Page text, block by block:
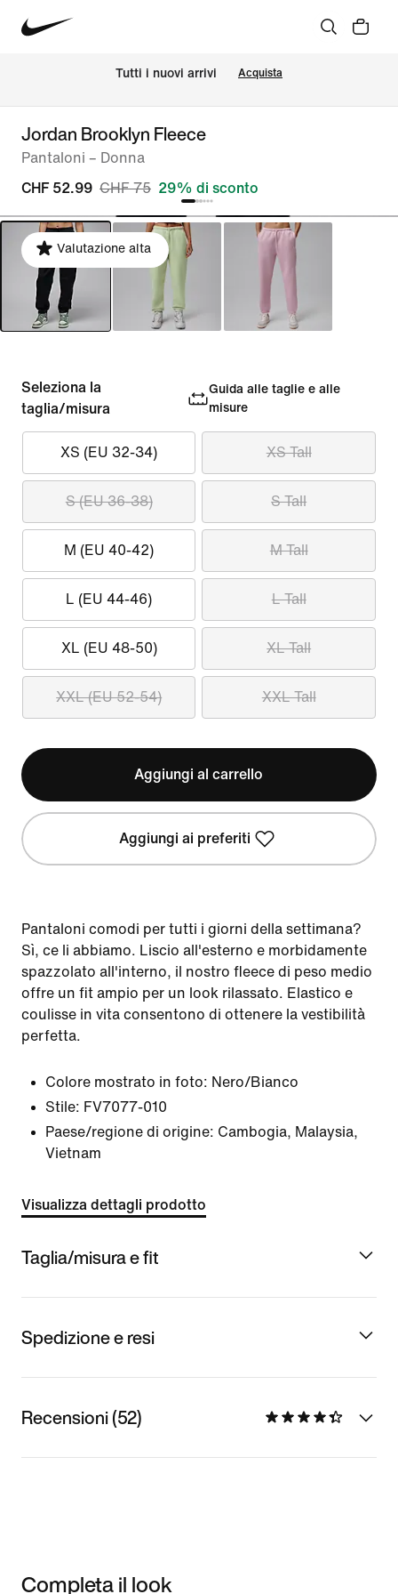
Tutti i nuovi arrivi Acquista
Jordan Brooklyn Fleece
Pantaloni – Donna
CHF 52.99 CHF 75 29% di sconto
Valutazione alta
Seleziona la
taglia/misura
Guida alle taglie e alle
misure
XS (EU 32-34) XS Tall
S (EU 36-38) S Tall
M (EU 40-42) M Tall
L (EU 44-46) L Tall
XL (EU 48-50) XL Tall
XXL (EU 52-54) XXL Tall
Aggiungi al carrello
Aggiungi ai preferiti
Pantaloni comodi per tutti i giorni della settimana?
Sì, ce li abbiamo. Liscio all'esterno e morbidamente
spazzolato all'interno, il nostro fleece di peso medio
offre un fit ampio per un look rilassato. Elastico e
coulisse in vita consentono di ottenere la vestibilità
perfetta.
Colore mostrato in foto: Nero/Bianco
Stile: FV7077-010
Paese/regione di origine: Cambogia, Malaysia,
Vietnam
Visualizza dettagli prodotto
Taglia/misura e fit
Spedizione e resi
Recensioni (52)
Completa il look